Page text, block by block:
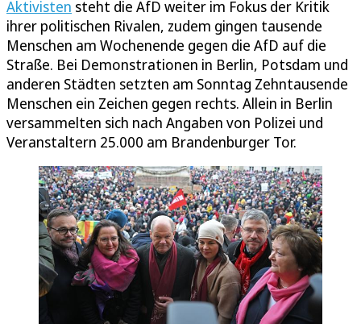
Aktivisten steht die AfD weiter im Fokus der Kritik
ihrer politischen Rivalen, zudem gingen tausende
Menschen am Wochenende gegen die AfD auf die
Straße. Bei Demonstrationen in Berlin, Potsdam und
anderen Städten setzten am Sonntag Zehntausende
Menschen ein Zeichen gegen rechts. Allein in Berlin
versammelten sich nach Angaben von Polizei und
Veranstaltern 25.000 am Brandenburger Tor.